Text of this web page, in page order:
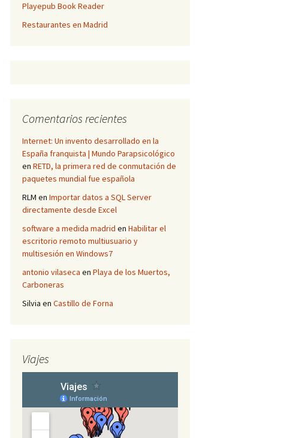
Playepub Book Reader
Restaurantes en Madrid
Comentarios recientes
Internet: Un invento desarrollado en la
España franquista | Mundo Parapsicológico
en RETD, la primera red de conmutación de
paquetes mundial fue española
RLM en Importar datos a SQL Server
directamente desde Excel
software a medida madrid en Habilitar el
escritorio remoto multiusuario y
multisesión en Windows7
antonio vilaseca en Playa de los Muertos,
Carboneras
Silvia en Castillo de Forna
Viajes